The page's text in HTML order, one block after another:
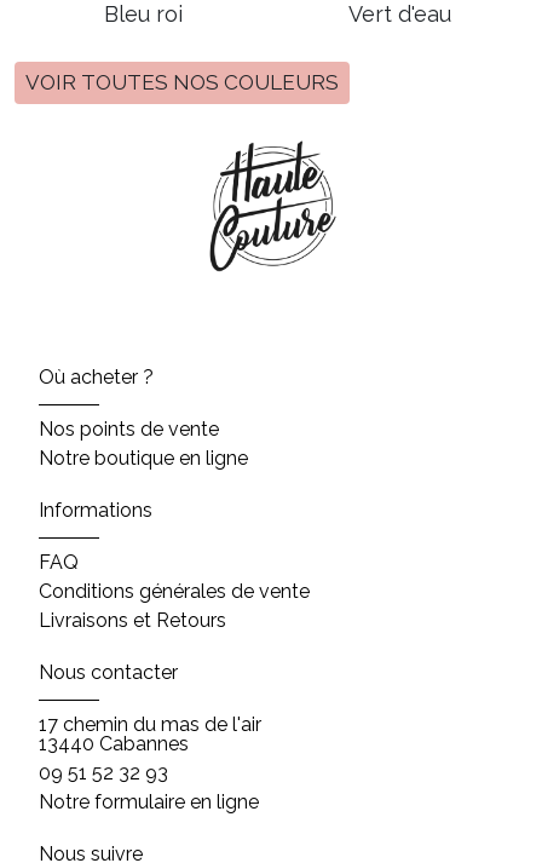
Bleu roi
Vert d'eau
VOIR TOUTES NOS COULEURS
Où acheter ?
Nos points de vente
Notre boutique en ligne
Informations
FAQ
Conditions générales de vente
Livraisons et Retours
Nous contacter
17 chemin du mas de l'air
13440 Cabannes
09 51 52 32 93
Notre formulaire en ligne
Nous suivre